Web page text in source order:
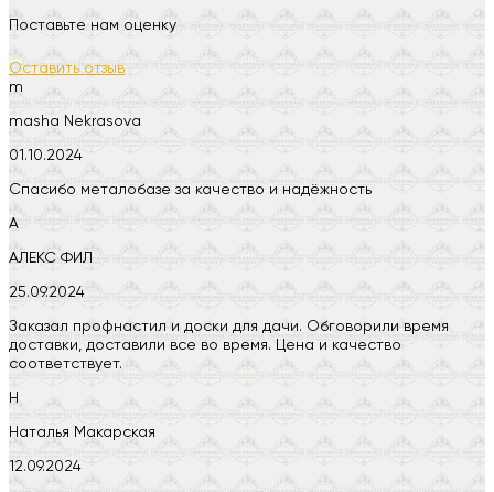
Поставьте нам оценку
Оставить отзыв
m
masha Nekrasova
01.10.2024
Спасибо металобазе за качество и надёжность
А
АЛЕКС ФИЛ
25.09.2024
Заказал профнастил и доски для дачи. Обговорили время
доставки, доставили все во время. Цена и качество
соответствует.
Н
Наталья Макарская
12.09.2024